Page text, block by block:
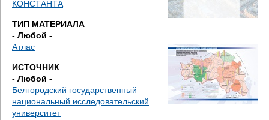
ь
КОНСТАНТА
ТИП МАТЕРИАЛА
- Любой -
Атлас
ИСТОЧНИК
- Любой -
Белгородский государственный
национальный исследовательский
университет